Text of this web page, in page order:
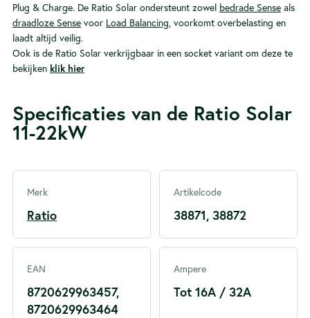
Plug & Charge. De Ratio Solar ondersteunt zowel bedrade Sense als
draadloze Sense voor Load Balancing, voorkomt overbelasting en
laadt altijd veilig.
Ook is de Ratio Solar verkrijgbaar in een socket variant om deze te
bekijken klik hier
Specificaties van de Ratio Solar
11-22kW
Merk
Ratio
Artikelcode
38871, 38872
EAN
8720629963457,
8720629963464
Ampere
Tot 16A / 32A